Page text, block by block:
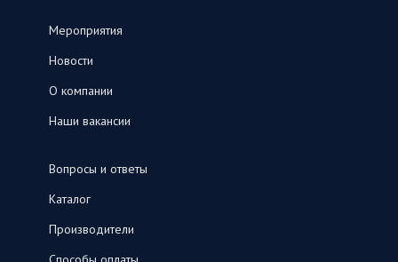
Мероприятия
Новости
О компании
Наши вакансии
Вопросы и ответы
Каталог
Производители